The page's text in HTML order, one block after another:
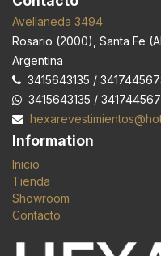
Avellaneda 3494
Rosario (2000), Santa Fe
Argentina
3415643135 /
3415643135 /
Information
Inicio
Tienda
Showroom
Contacto